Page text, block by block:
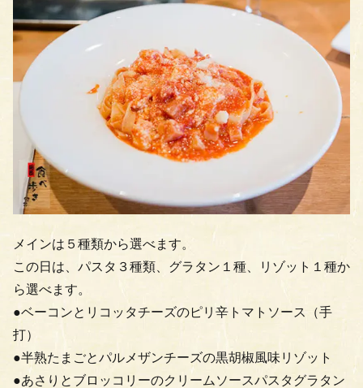
メインは５種類から選べます。
この日は、パスタ３種類、グラタン１種、リゾット１種か
ら選べます。
●ベーコンとリコッタチーズのピリ辛トマトソース（手
打）
●半熟たまごとパルメザンチーズの黒胡椒風味リゾット
●あさりとブロッコリーのクリームソースパスタグラタン